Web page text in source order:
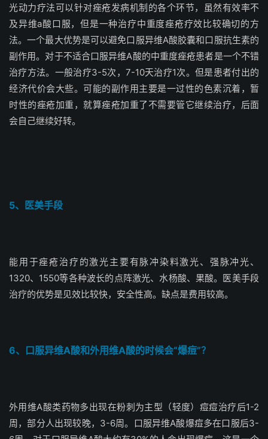
光动力疗法可以针对痤疮发病机制的各个环节，虽然有效率不
及异维a酸口服，但是一种治疗中重度痤疮疗效比较确切的方
法。一个最大优势是可以避免口服异维A酸胶囊和口服抗生素的
副作用。对于不适合口服异维A酸的中重度痤疮患者是一个不错
治疗方法。一般治疗3-5次，7-10天治疗1次。但是患者付出的
经济代价会大些。可能的副作用主要是一过性的色素沉着，暂
时性的痤疮加重，就算痤疮加重了不需要管它继续治疗，后面
会自己继续好转。
5、医美手段
能用于痤疮治疗的激光主要有脉冲染料激光、强脉冲光、
1320、1550等各种波长的点阵激光、水杨酸、果酸。医美手段
治疗的优势是见效比较快，安全性高。缺点是费用较高。
6、口服异维A酸和外用维A酸的时候会“爆痘”？
外用维A酸类药物多出现在粉刺为主型（轻度）痘痘治疗后1-2
周，部分人出现较晚，3-6周。口服异维A酸爆痘多在口服后3-